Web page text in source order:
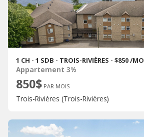
1 CH - 1 SDB - TROIS-RIVIÈRES - $850 /MO
Appartement 3½
850$ PAR MOIS
Trois-Rivières (Trois-Rivières)